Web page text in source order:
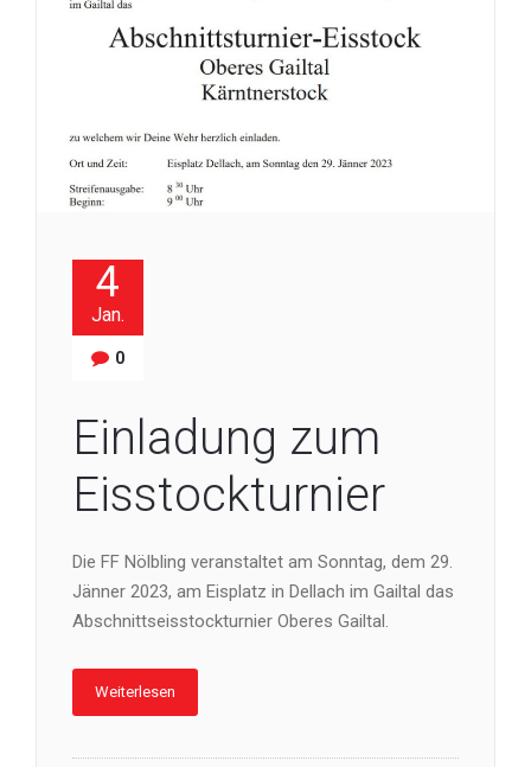
4
Jan.
0
Einladung zum
Eisstockturnier
Die FF Nölbling veranstaltet am Sonntag, dem 29.
Jänner 2023, am Eisplatz in Dellach im Gailtal das
Abschnittseisstockturnier Oberes Gailtal.
Weiterlesen